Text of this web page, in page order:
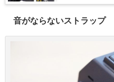
音がならないストラップ